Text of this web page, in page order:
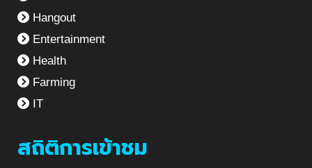
Hangout
Entertainment
Health
Farming
IT
สถิติการเข้าชม